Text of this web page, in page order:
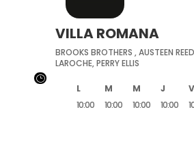
VILLA ROMANA
BROOKS BROTHERS , AUSTEEN
LAROCHE, PERRY ELLIS
L M M J V
10:00
10:00
10:00
10:00
}